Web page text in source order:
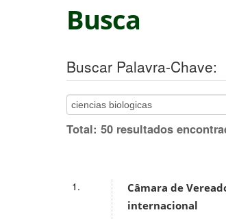
Busca
Buscar Palavra-Chave:
Total: 50 resultados
Câmara de
internacional
1.